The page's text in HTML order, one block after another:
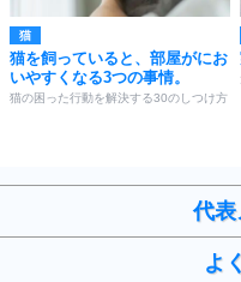
猫
猫を飼っていると、部屋がにお
いやすくなる3つの事情。
猫の困った行動を解決する30のしつけ方
代表
よ